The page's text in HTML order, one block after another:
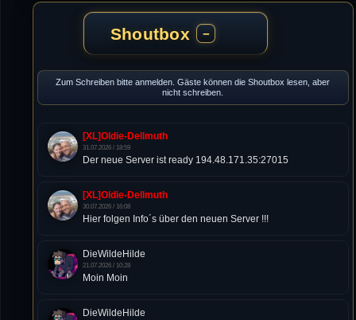
Shoutbox −
Zum Schreiben bitte anmelden. Gäste können die Shoutbox lesen, aber
nicht schreiben.
[XL]Oldie-Dellmuth
31.07.2026 / 18:59
Der neue Server ist ready 194.48.171.35:27015
[XL]Oldie-Dellmuth
30.07.2026 / 16:08
Hier folgen Info´s über den neuen Server !!!
DieWildeHilde
21.07.2026 / 10:28
Moin Moin
DieWildeHilde